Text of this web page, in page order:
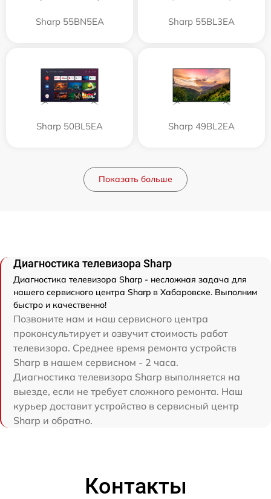
Sharp 55BN5EA Sharp 55BL3EA
Sharp 50BL5EA Sharp 49BL2EA
Показать больше
Диагностика телевизора Sharp
Диагностика телевизора Sharp - несложная задача для
нашего сервисного центра Sharp в Хабаровске. Выполним
быстро и качественно!
Позвоните нам и наш сервисного центра
проконсультирует и озвучит стоимость работ
телевизора. Среднее время ремонта устройств
Sharp в нашем сервисном - 2 часа.
Диагностика телевизора Sharp выполняется на
выезде, если не требует сложного ремонта. Наш
курьер доставит устройство в сервисный центр
Sharp и обратно.
Контакты